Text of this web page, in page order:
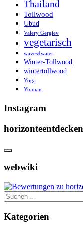
Thailand
Tollwood
Ubud
Valery Gergiev
vegetarisch
waves4water
Winter-Tollwood
wintertollwood
Yoga
Yunnan
Instagram
horizonteentdecken
webwiki
Suchen
nach:
Kategorien